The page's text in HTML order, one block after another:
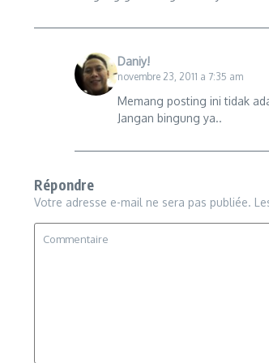
Daniy!
novembre 23, 2011 a 7:35 am
Memang posting ini tidak
Jangan bingung ya..
Répondre
Votre adresse e-mail ne sera pas publiée.